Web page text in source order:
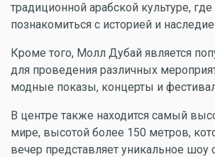
традиционной арабской культуре,
познакомиться с историей и
Кроме того, Молл Дубай является
для проведения различных
модные показы, концерты и
В центре также находится самый
мире, высотой более 150 метров,
вечер представляет уникальное шоу